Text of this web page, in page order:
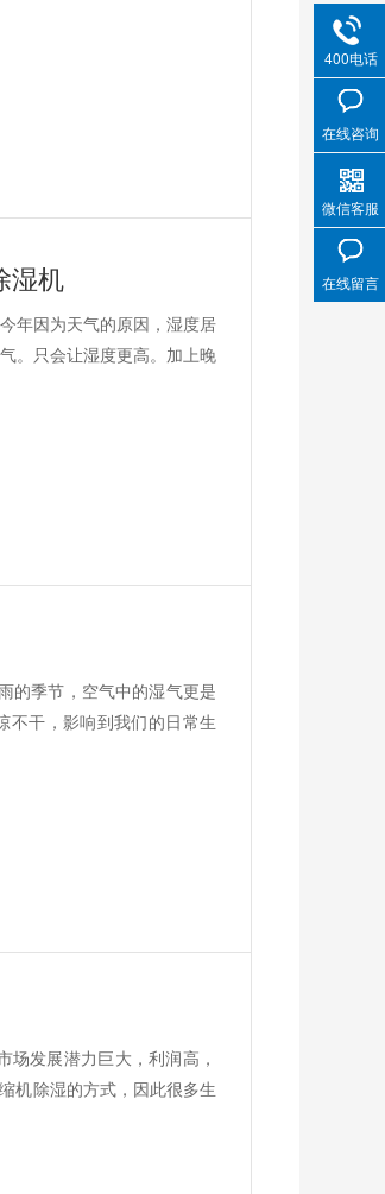
湿机
年因为天气的原因，湿度居
。只会让湿度更高。加上晚
的季节，空气中的湿气更是
不干，影响到我们的日常生
场发展潜力巨大，利润高，
机除湿的方式，因此很多生
400电话
在线咨询
微信客服
在线留言